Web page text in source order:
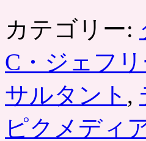
カテゴリー:
C・ジェフ
サルタント ,
ピクメディ